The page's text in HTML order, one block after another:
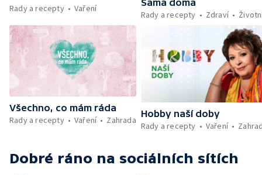
Kniha veselých říkanek Hrátky se zvířátky —
Umělecký festival Pohoda 2026 —
Vyhodnocení ankety + ČT tipy —
Vyhodnocení divácké soutěže — Práce
záchranářů v létě
Rady a recepty
Vaření
Sama doma
Rady a recepty
Zdraví
Všechno, co mám ráda
Rady a recepty
Vaření Zahrada
Hobby naší doby
Rady a recepty
Vaření
Dobré ráno na sociálních sítích